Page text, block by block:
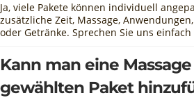
Ja, viele Pakete können individuell
zusätzliche Zeit, Massage,
oder Getränke. Sprechen Sie uns einfach
Kann man eine
gewählten Paket